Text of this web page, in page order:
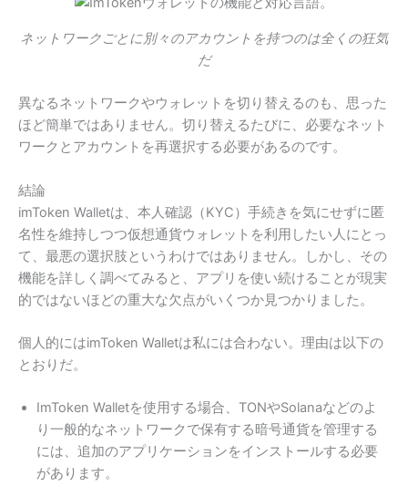
ネットワークごとに別々のアカウントを持つのは全くの狂気
だ
異なるネットワークやウォレットを切り替えるのも、思った
ほど簡単ではありません。切り替えるたびに、必要なネット
ワークとアカウントを再選択する必要があるのです。
結論
imToken Walletは、本人確認（KYC）手続きを気にせずに匿
名性を維持しつつ仮想通貨ウォレットを利用したい人にとっ
て、最悪の選択肢というわけではありません。しかし、その
機能を詳しく調べてみると、アプリを使い続けることが現実
的ではないほどの重大な欠点がいくつか見つかりました。
個人的にはimToken Walletは私には合わない。理由は以下の
とおりだ。
ImToken Walletを使用する場合、TONやSolanaなどのよ
り一般的なネットワークで保有する暗号通貨を管理する
には、追加のアプリケーションをインストールする必要
があります。